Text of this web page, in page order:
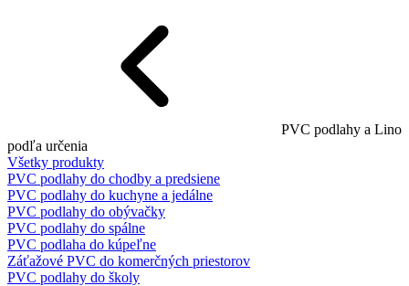
PVC podlahy a Lino
podľa určenia
Všetky produkty
PVC podlahy do chodby a predsiene
PVC podlahy do kuchyne a jedálne
PVC podlahy do obývačky
PVC podlahy do spálne
PVC podlaha do kúpeľne
Záťažové PVC do komerčných priestorov
PVC podlahy do školy